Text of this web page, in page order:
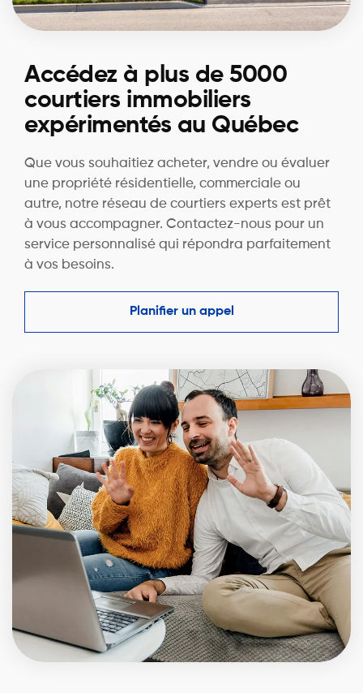
Accédez à plus de 5000
courtiers immobiliers
expérimentés au Québec
Que vous souhaitiez acheter, vendre ou évaluer
une propriété résidentielle, commerciale ou
autre, notre réseau de courtiers experts est prêt
à vous accompagner. Contactez-nous pour un
service personnalisé qui répondra parfaitement
à vos besoins.
Planifier un appel